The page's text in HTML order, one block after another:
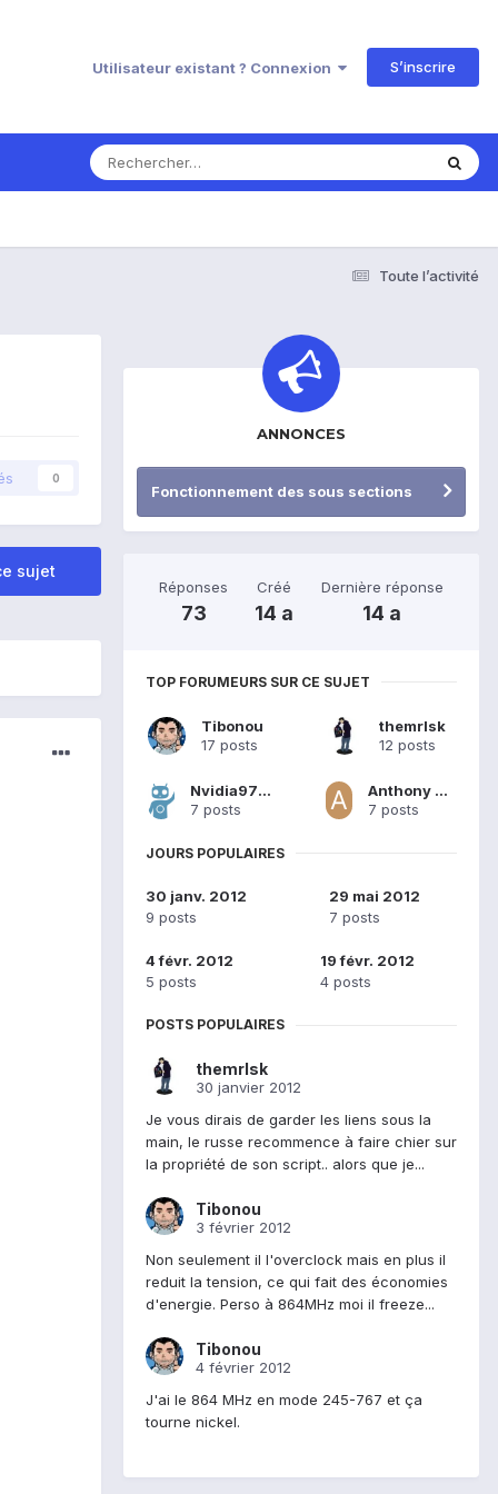
Utilisateur existant ? Connexion S’inscrire
Toute l’activité
0
sujet
ANNONCES
Fonctionnement des sous sections
Réponses
73
Créé
14 a
Dernière réponse
14 a
TOP FORUMEURS SUR CE SUJET
Tibonou
17 posts
themrlsk
12 posts
Nvidia9700MGT
7 posts
Anthony Rozand
7 posts
JOURS POPULAIRES
30 janv. 2012
9 posts
29 mai 2012
7 posts
4 févr. 2012
5 posts
19 févr. 2012
4 posts
POSTS POPULAIRES
themrlsk
30 janvier 2012
Je vous dirais de garder les liens sous la
main, le russe recommence à faire chier sur
la propriété de son script.. alors que je...
Tibonou
3 février 2012
Non seulement il l'overclock mais en plus il
reduit la tension, ce qui fait des économies
d'energie. Perso à 864MHz moi il freeze...
Tibonou
4 février 2012
J'ai le 864 MHz en mode 245-767 et ça
tourne nickel.